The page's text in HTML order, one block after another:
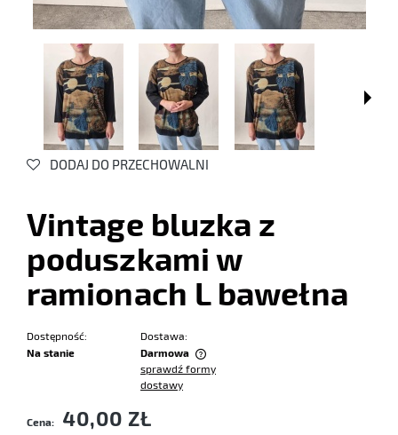
DODAJ DO PRZECHOWALNI
Vintage bluzka z
poduszkami w
ramionach L bawełna
Dostępność:
Na stanie
Dostawa:
Darmowa
Cena nie zawiera ewentualnych kosztów płatności
sprawdź formy
dostawy
Cena: 40,00 ZŁ